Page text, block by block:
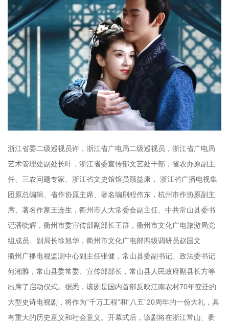
浙江省委二级巡视员许，浙江省广电局二级巡视员，浙江省广电局
艺术管理处副处长叶，浙江省委宣传部文艺处干部，省农办原副主
任、三农问题专家、浙江省文史馆馆员顾益康， 浙江省广播电视集
团原总编辑、省作协原主席、著名编剧程伟东，杭州市作协原副主
席、著名作家王连生，衢州市人大常委会副主任、中共常山县委书
记潘晓辉，衢州市委宣传部副部长王群，衢州市文化广电旅游局党
组成员、副局长徐旭华，衢州市文化广电部四级调研员赵国文
衢州广播电视监测中心副主任张健，常山县委副书记、政法委书记
何湘雅，常山县委常委、宣传部部长，常山县人民政府副县长方等
出席了启动仪式。据悉，该剧是国内首部反映江南农村70年变迁的
大型史诗电视剧，将作为“千万工程”和“八五”20周年的一份大礼，具
有重大的历史意义和社会意义。开幕式后，该剧将在浙江常山、衢